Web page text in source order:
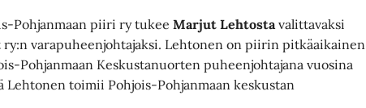
Pohjanmaan piiri ry tukeeMarjut Lehtosta valittavaksi
ry:n varapuheenjohtajaksi. Lehtonen on piirin pitkäaikainen
Pohjanmaan Keskustanuorten puheenjohtajana vuosina
Lehtonen toimii Pohjois-Pohjanmaan keskustan